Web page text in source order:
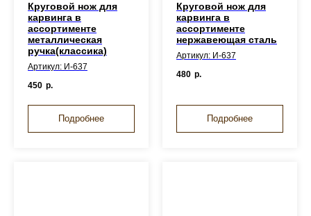
Круговой нож для
карвинга в
ассортименте
металлическая
ручка(классика)
Артикул: И-637
450 р.
Подробнее
Круговой нож для
карвинга в
ассортименте
нержавеющая сталь
Артикул: И-637
480 р.
Подробнее